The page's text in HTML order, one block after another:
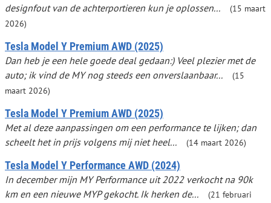
designfout van de achterportieren kun je oplossen...
(15 maart
2026)
Tesla Model Y Premium AWD (2025)
Dan heb je een hele goede deal gedaan:) Veel plezier met de
auto; ik vind de MY nog steeds een onverslaanbaar...
(15
maart 2026)
Tesla Model Y Premium AWD (2025)
Met al deze aanpassingen om een performance te lijken; dan
scheelt het in prijs volgens mij niet heel...
(14 maart 2026)
Tesla Model Y Performance AWD (2024)
In december mijn MY Performance uit 2022 verkocht na 90k
km en een nieuwe MYP gekocht. Ik herken de...
(21 februari